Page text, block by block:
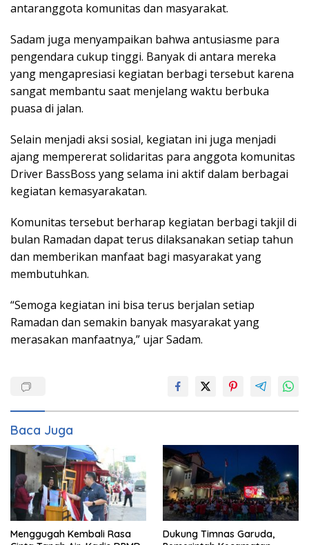
antaranggota komunitas dan masyarakat.
Sadam juga menyampaikan bahwa antusiasme para
pengendara cukup tinggi. Banyak di antara mereka
yang mengapresiasi kegiatan berbagi tersebut karena
sangat membantu saat menjelang waktu berbuka
puasa di jalan.
Selain menjadi aksi sosial, kegiatan ini juga menjadi
ajang mempererat solidaritas para anggota komunitas
Driver BassBoss yang selama ini aktif dalam berbagai
kegiatan kemasyarakatan.
Komunitas tersebut berharap kegiatan berbagi takjil di
bulan Ramadan dapat terus dilaksanakan setiap tahun
dan memberikan manfaat bagi masyarakat yang
membutuhkan.
“Semoga kegiatan ini bisa terus berjalan setiap
Ramadan dan semakin banyak masyarakat yang
merasakan manfaatnya,” ujar Sadam.
Baca Juga
Menggugah Kembali Rasa
Dukung Timnas Garuda,